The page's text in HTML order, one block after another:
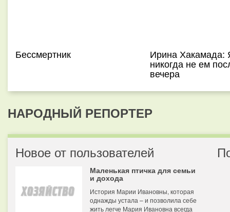
Бессмертник Ирина Хакамада:
никогда не ем
вечера
НАРОДНЫЙ РЕПОРТЕР
Новое от пользователей
Маленькая птичка для семьи
и дохода
История Марии Ивановны, которая
однажды устала – и позволила себе
жить легче Мария Ивановна всегда